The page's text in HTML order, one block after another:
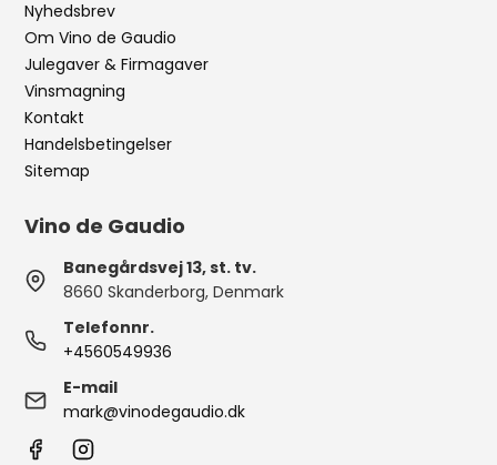
Nyhedsbrev
Om Vino de Gaudio
Julegaver & Firmagaver
Vinsmagning
Kontakt
Handelsbetingelser
Sitemap
Vino de Gaudio
Banegårdsvej 13, st. tv.
8660 Skanderborg, Denmark
Telefonnr.
+4560549936
E-mail
mark@vinodegaudio.dk